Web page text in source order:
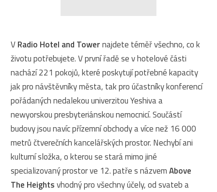
VRadio Hotel and Towernajdete téměř všechno, co k
životu potřebujete. V první řadě se v hotelové části
nachází 221 pokojů, které poskytují potřebné kapacity
jak pro návštěvníky města, tak pro účastníky konferencí
pořádaných nedalekou univerzitou Yeshiva a
newyorskou presbyteriánskou nemocnicí. Součástí
budovy jsou navíc přízemní obchody a více než 16 000
metrů čtverečních kancelářských prostor. Nechybí ani
kulturní složka, o kterou se stará mimo jiné
specializovaný prostor ve 12. patře s názvemAbove
The Heightsvhodný pro všechny účely, od svateb a